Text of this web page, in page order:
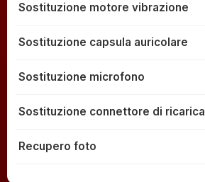
Sostituzione motore vibrazione
Sostituzione capsula auricolare
Sostituzione microfono
Sostituzione connettore di ricarica
Recupero foto